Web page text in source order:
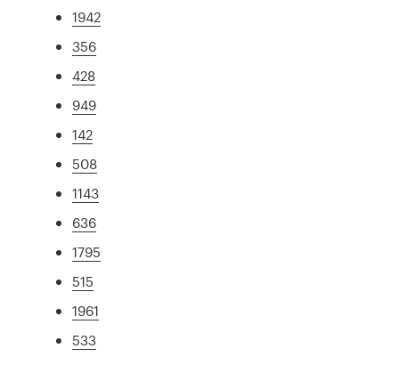
1942
356
428
949
142
508
1143
636
1795
515
1961
533